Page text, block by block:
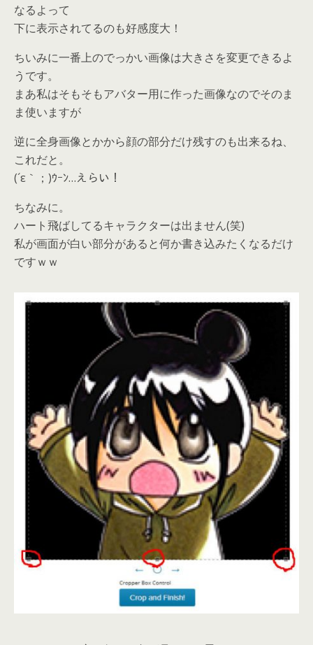
なるよって
下に表示されてるのも好感度大！
ちいみに一番上のでっかい画像は大きさを変更できるよ
うです。
まあ私はそもそもアバター用に作った画像なのでそのま
ま使いますが
逆に全身画像とかから顔の部分だけ残すのも出来るね、
これだと。
(´ε｀；)ｳｰﾝ…えらい！
ちなみに。
ハート飛ばしてるキャラクターは出ません(笑)
私が画面が白い部分があると何か書き込みたくなるだけ
ですｗｗ